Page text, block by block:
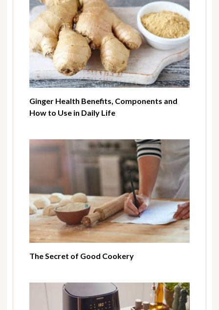
Ginger Health Benefits, Components and
How to Use in Daily Life
The Secret of Good Cookery